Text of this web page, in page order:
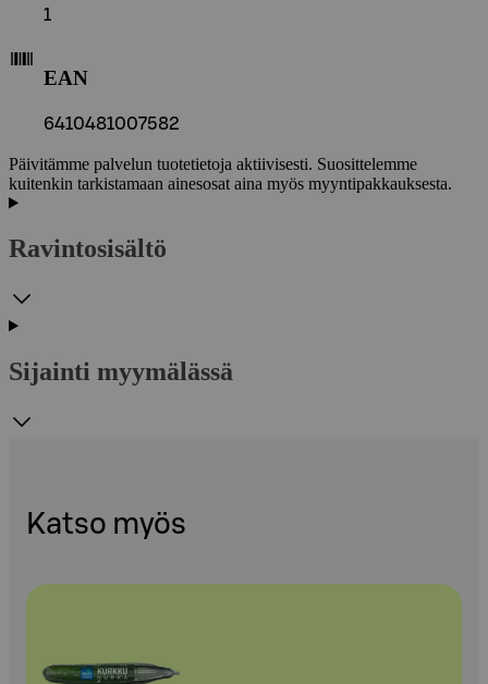
1
EAN
6410481007582
Päivitämme palvelun tuotetietoja aktiivisesti. Suosittelemme
kuitenkin tarkistamaan ainesosat aina myös myyntipakkauksesta.
Ravintosisältö
Sijainti myymälässä
Katso myös